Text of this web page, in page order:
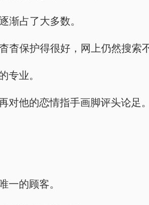
渐占了大多数。
保护得很好，网上仍然搜索
专业。
他的恋情指手画脚评头论足。
一的顾客。